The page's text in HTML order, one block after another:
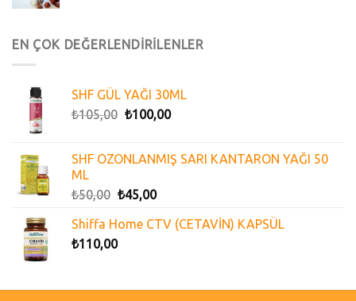
EN ÇOK DEĞERLENDİRİLENLER
SHF GÜL YAĞI 30ML
₺105,00 ₺100,00
SHF OZONLANMIŞ SARI KANTARON YAĞI 50
ML
₺50,00 ₺45,00
Shiffa Home CTV (CETAVİN) KAPSÜL
₺110,00